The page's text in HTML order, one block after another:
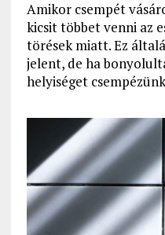
Amikor csempét
kicsit többet venni az
törések miatt. Ez
jelent, de ha
helyiséget